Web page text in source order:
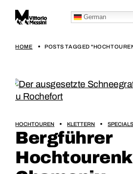
German
HOME POSTS TAGGED
HOCHTOUREN KLETTERN
Bergführer